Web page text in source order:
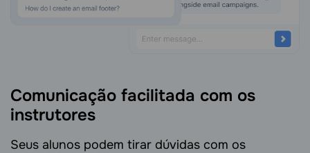
Comunicação facilitada com os
instrutores
Seus alunos podem tirar dúvidas com os